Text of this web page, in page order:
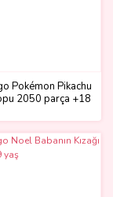
Pokémon Pikachu
2050 parça +18